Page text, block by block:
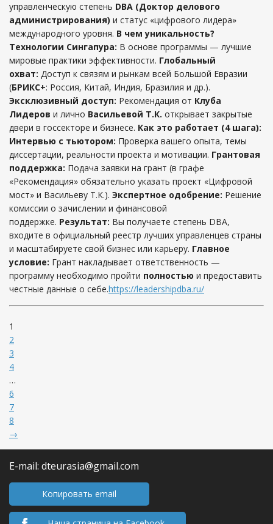
управленческую степень DBA (Доктор делового
администрирования) и статус «цифрового лидера»
международного уровня. В чем уникальность?
Технологии Сингапура: В основе программы — лучшие
мировые практики эффективности. Глобальный
охват: Доступ к связям и рынкам всей Большой Евразии
(БРИКС+: Россия, Китай, Индия, Бразилия и др.).
Эксклюзивный доступ: Рекомендация от Клуба
Лидеров и лично Васильевой Т.К. открывает закрытые
двери в госсекторе и бизнесе. Как это работает (4 шага):
Интервью с тьютором: Проверка вашего опыта, темы
диссертации, реальности проекта и мотивации. Грантовая
поддержка: Подача заявки на грант (в графе
«Рекомендация» обязательно указать проект «Цифровой
мост» и Васильеву Т.К.). Экспертное одобрение: Решение
комиссии о зачислении и финансовой
поддержке. Результат: Вы получаете степень DBA,
входите в официальный реестр лучших управленцев страны
и масштабируете свой бизнес или карьеру. Главное
условие: Грант накладывает ответственность —
программу необходимо пройти полностью и предоставить
честные данные о себе.https://leadershipdba.ru/
1
2
3
4
…
6
7
8
→
E-mail: dteurasia@gmail.com
Копировать email